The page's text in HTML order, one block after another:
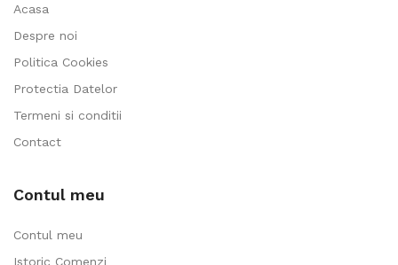
Acasa
Despre noi
Politica Cookies
Protectia Datelor
Termeni si conditii
Contact
Contul meu
Contul meu
Istoric Comenzi